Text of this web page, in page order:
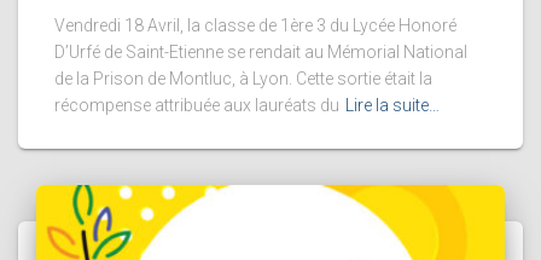
Vendredi 18 Avril, la classe de 1ère 3 du Lycée Honoré
D’Urfé de Saint-Etienne se rendait au Mémorial National
de la Prison de Montluc, à Lyon. Cette sortie était la
récompense attribuée aux lauréats du
Lire la suite…